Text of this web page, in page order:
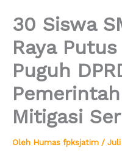
30 Siswa
Raya
Puguh
Mitigasi
Oleh Humas fpksjatim / Juli